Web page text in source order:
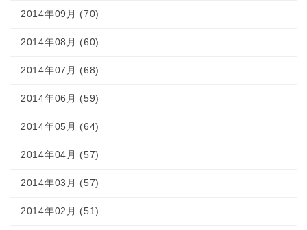
2014年09月 (70)
2014年08月 (60)
2014年07月 (68)
2014年06月 (59)
2014年05月 (64)
2014年04月 (57)
2014年03月 (57)
2014年02月 (51)